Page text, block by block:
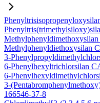
Methylphenyldiethoxysilan
3-
6-Phenylhexyltrichlorsilan
6-
3-
166546-37-8